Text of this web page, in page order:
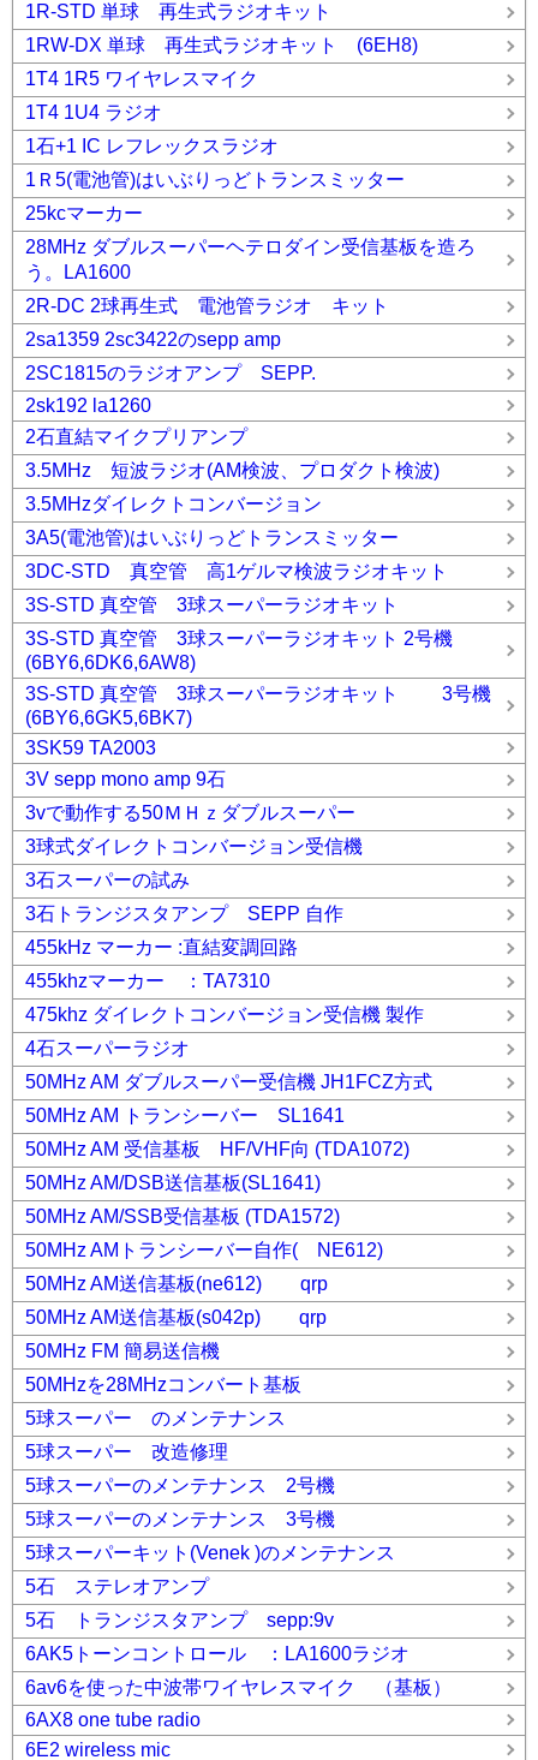
1R-STD 単球 再生式ラジオキット
1RW-DX 単球 再生式ラジオキット (6EH8)
1T4 1R5 ワイヤレスマイク
1T4 1U4 ラジオ
1石+1 IC レフレックスラジオ
1Ｒ5(電池管)はいぶりっどトランスミッター
25kcマーカー
28MHz ダブルスーパーヘテロダイン受信基板を造ろ
う。LA1600
2R-DC 2球再生式 電池管ラジオ キット
2sa1359 2sc3422のsepp amp
2SC1815のラジオアンプ SEPP.
2sk192 la1260
2石直結マイクプリアンプ
3.5MHz 短波ラジオ(AM検波、プロダクト検波)
3.5MHzダイレクトコンバージョン
3A5(電池管)はいぶりっどトランスミッター
3DC-STD 真空管 高1ゲルマ検波ラジオキット
3S-STD 真空管 3球スーパーラジオキット
3S-STD 真空管 3球スーパーラジオキット 2号機
(6BY6,6DK6,6AW8)
3S-STD 真空管 3球スーパーラジオキット 3号機
(6BY6,6GK5,6BK7)
3SK59 TA2003
3V sepp mono amp 9石
3vで動作する50ＭＨｚダブルスーパー
3球式ダイレクトコンバージョン受信機
3石スーパーの試み
3石トランジスタアンプ SEPP 自作
455kHz マーカー :直結変調回路
455khzマーカー ：TA7310
475khz ダイレクトコンバージョン受信機 製作
4石スーパーラジオ
50MHz AM ダブルスーパー受信機 JH1FCZ方式
50MHz AM トランシーバー SL1641
50MHz AM 受信基板 HF/VHF向 (TDA1072)
50MHz AM/DSB送信基板(SL1641)
50MHz AM/SSB受信基板 (TDA1572)
50MHz AMトランシーバー自作( NE612)
50MHz AM送信基板(ne612) qrp
50MHz AM送信基板(s042p) qrp
50MHz FM 簡易送信機
50MHzを28MHzコンバート基板
5球スーパー のメンテナンス
5球スーパー 改造修理
5球スーパーのメンテナンス 2号機
5球スーパーのメンテナンス 3号機
5球スーパーキット(Venek )のメンテナンス
5石 ステレオアンプ
5石 トランジスタアンプ sepp:9v
6AK5トーンコントロール ：LA1600ラジオ
6av6を使った中波帯ワイヤレスマイク （基板）
6AX8 one tube radio
6E2 wireless mic